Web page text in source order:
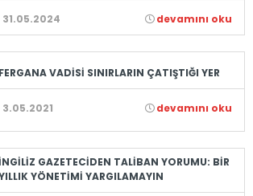
31.05.2024 devamını oku
FERGANA VADİSİ SINIRLARIN ÇATIŞTIĞI YER
3.05.2021 devamını oku
GAZETECİDEN TALİBAN YORUMU: BİR
YÖNETİMİ YARGILAMAYIN